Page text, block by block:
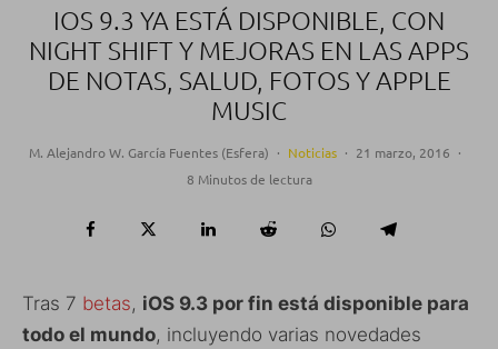
IOS 9.3 YA ESTÁ DISPONIBLE, CON
NIGHT SHIFT Y MEJORAS EN LAS APPS
DE NOTAS, SALUD, FOTOS Y APPLE
MUSIC
M. Alejandro W. García Fuentes (Esfera) · Noticias · 21 marzo, 2016 ·
8 Minutos de lectura
Tras 7 betas, iOS 9.3 por fin está disponible para
todo el mundo, incluyendo varias novedades